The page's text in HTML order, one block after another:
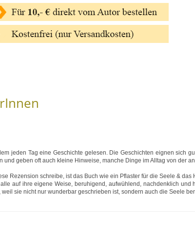
jeden Tag eine Geschichte gelesen. Die Geschichten eignen sich
geben oft auch kleine Hinweise, manche Dinge im Alltag von der
Rezension schreibe, ist das Buch wie ein Pflaster für die Seele & das
auf ihre eigene Weise, beruhigend, aufwühlend, nachdenklich und
sie nicht nur wunderbar geschrieben ist, sondern auch die Seele